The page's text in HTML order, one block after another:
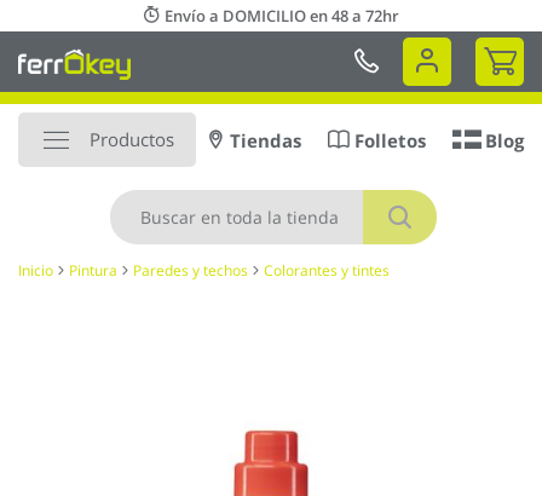
al
contenido
Envío a DOMICILIO en 48 a 72hr
Mi
Productos
Buscar
Tiendas Folletos Blog
Inicio Pintura Paredes y techos Colorantes y tintes